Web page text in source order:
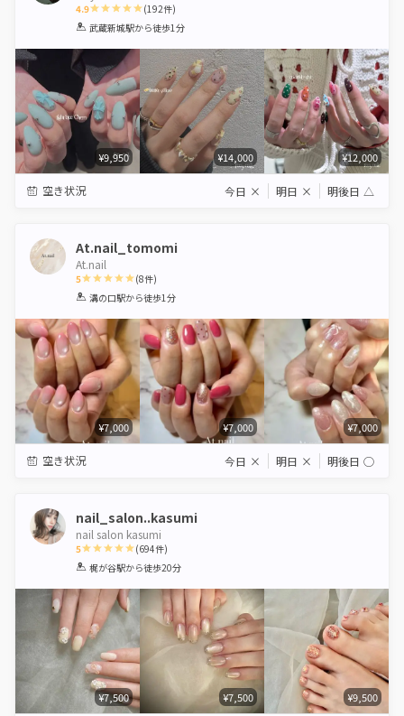
4.9
1 2 3 4 5
(192件)
武蔵新城駅から徒歩1分
¥9,950 ¥14,000 ¥12,000
空き状況 今日 × 明日 × 明後日 △
At.nail_tomomi
At.nail
5
1 2 3 4 5
(8件)
溝の口駅から徒歩1分
¥7,000 ¥7,000 ¥7,000
空き状況 今日 × 明日 × 明後日 ◯
nail_salon..kasumi
nail salon kasumi
5
1 2 3 4 5
(694件)
梶が谷駅から徒歩20分
¥7,500 ¥7,500 ¥9,500